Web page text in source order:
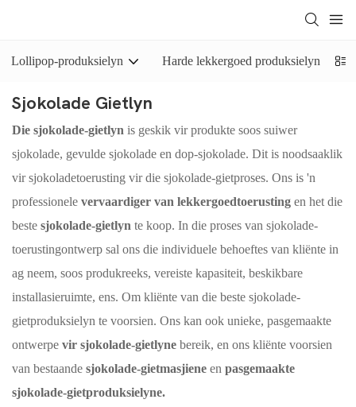
Lollipop-produksielyn Harde lekkergoed produksielyn
Sjokolade Gietlyn
Die sjokolade-gietlyn is geskik vir produkte soos suiwer
sjokolade, gevulde sjokolade en dop-sjokolade. Dit is noodsaaklik
vir sjokoladetoerusting vir die sjokolade-gietproses. Ons is 'n
professionele vervaardiger van lekkergoedtoerusting en het die
beste sjokolade-gietlyn te koop. In die proses van sjokolade-
toerustingontwerp sal ons die individuele behoeftes van kliënte in
ag neem, soos produkreeks, vereiste kapasiteit, beskikbare
installasieruimte, ens. Om kliënte van die beste sjokolade-
gietproduksielyn te voorsien. Ons kan ook unieke, pasgemaakte
ontwerpe vir sjokolade-gietlyne bereik, en ons kliënte voorsien
van bestaande sjokolade-gietmasjiene en pasgemaakte
sjokolade-gietproduksielyne.